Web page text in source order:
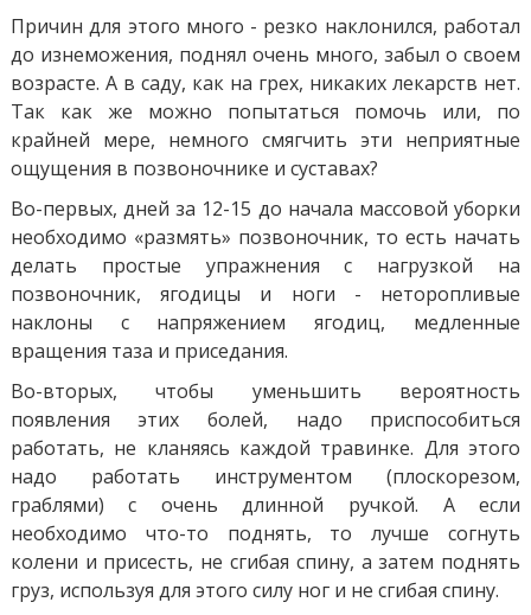
Причин для этого много - резко наклонился, работал
до изнеможения, поднял очень много, забыл о своем
возрасте. А в саду, как на грех, никаких лекарств нет.
Так как же можно попытаться помочь или, по
крайней мере, немного смягчить эти неприятные
ощущения в позвоночнике и суставах?
Во-первых, дней за 12-15 до начала массовой уборки
необходимо «размять» позвоночник, то есть начать
делать простые упражнения с нагрузкой на
позвоночник, ягодицы и ноги - неторопливые
наклоны с напряжением ягодиц, медленные
вращения таза и приседания.
Во-вторых, чтобы уменьшить вероятность
появления этих болей, надо приспособиться
работать, не кланяясь каждой травинке. Для этого
надо работать инструментом (плоскорезом,
граблями) с очень длинной ручкой. А если
необходимо что-то поднять, то лучше согнуть
колени и присесть, не сгибая спину, а затем поднять
груз, используя для этого силу ног и не сгибая спину.